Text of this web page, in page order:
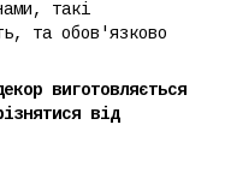
такі
та обов'язково
виготовляється
від